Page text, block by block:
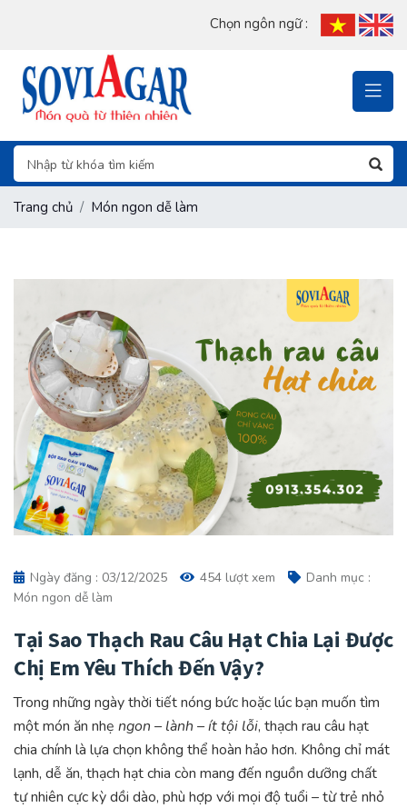
Chọn ngôn ngữ :
Trang chủ Món ngon dễ làm
Ngày đăng : 03/12/2025 454 lượt xem
Danh mục :
Món ngon dễ làm
Tại Sao Thạch Rau Câu Hạt Chia Lại Được
Chị Em Yêu Thích Đến Vậy?
Trong những ngày thời tiết nóng bức hoặc lúc bạn muốn tìm
một món ăn nhẹ ngon – lành – ít tội lỗi, thạch rau câu hạt
chia chính là lựa chọn không thể hoàn hảo hơn. Không chỉ mát
lạnh, dễ ăn, thạch hạt chia còn mang đến nguồn dưỡng chất
tự nhiên cực kỳ dồi dào, phù hợp với mọi độ tuổi – từ trẻ nhỏ